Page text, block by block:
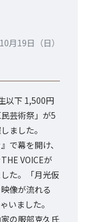
月19日（日）
以下 1,500円
芸術祭」が5
ました。
で幕を開け、
VOICEが
た。「月光仮
像が流れる
いました。
の服部克久氏